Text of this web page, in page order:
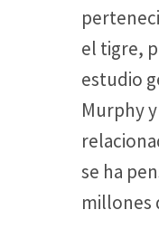
el tigre,
estudio
Murphy
se ha
millones